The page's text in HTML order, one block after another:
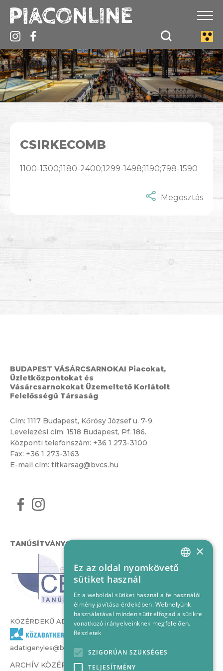
CSIRKECOMB
1100-1300;1180-2400;1299-1498;1190;798-1590
Megosztás
BUDAPEST VÁSÁRCSARNOKAI Piacokat,
Üzletközpontokat és
Vásárcsarnokokat Üzemeltető Korlátolt
Felelősségű Társaság
Cím: 1117 Budapest, Kőrösy József u. 7-9.
Levelezési cím: 1518 Budapest, Pf. 186.
Központi telefonszám: +36 1 273-3100
Fax: +36 1 273-3163
E-mail cím: titkarsag@bvcs.hu
TANÚSÍTVÁNYOK
KÖZÉRDEKŰ ADATOK
adatigenyles@bvcs.hu
ARCHÍV KÖZÉRDEKŰ ADATOK –
HUNGARIAN
×
Ez az oldal nyomkövető
sütiket használ
Ez a weboldal sütiket használ a felhasználói
élmény javítása érdekében. Webhelyünk
használatával minden sütit elfogad a sütikre
vonatkozó irányelveinknek megfelelően.
Részletek
SZIGORÚAN SZÜKSÉGES
TELJESÍTMÉNY